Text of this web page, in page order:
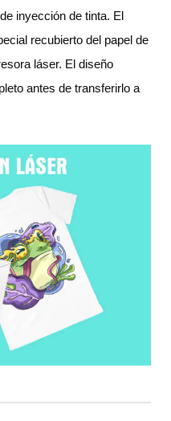
inyección de tinta. El
recubierto del papel de
láser. El diseño
antes de transferirlo a